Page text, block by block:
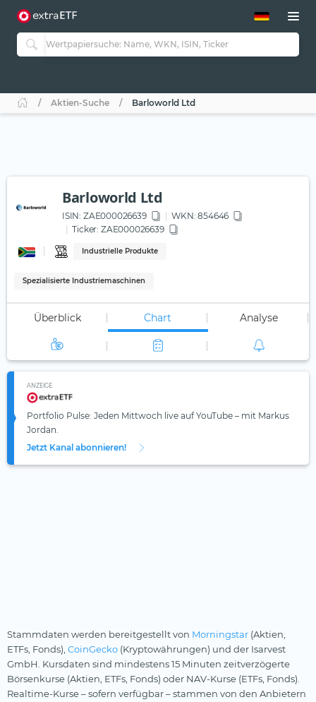
ETF-Guide 2.0
Guide Aktive ETFs
ETF-Sparpläne
Aktien-Suche Barloworld Ltd
Barloworld Ltd
ISIN: ZAE000026639 WKN: 854646
Ticker: ZAE000026639
Industrielle Produkte
Spezialisierte Industriemaschinen
Überblick Chart Analyse
ANZEIGE
Portfolio Pulse: Jeden Mittwoch live auf YouTube – mit Markus
Jordan.
Jetzt Kanal abonnieren!
Stammdaten werden bereitgestellt von Morningstar (Aktien,
ETFs, Fonds), CoinGecko (Kryptowährungen) und der Isarvest
GmbH. Kursdaten sind mindestens 15 Minuten zeitverzögerte
Börsenkurse (Aktien, ETFs, Fonds) oder NAV-Kurse (ETFs, Fonds).
Realtime-Kurse – sofern verfügbar – stammen von den Anbietern